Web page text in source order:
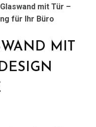
mit Tür –
für Ihr Büro
MIT